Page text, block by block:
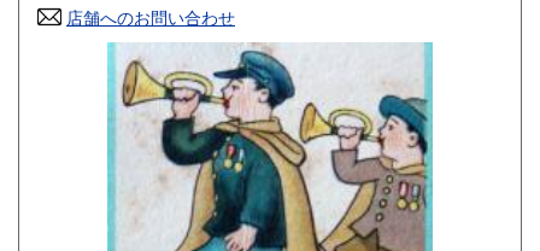
高知県 180円
180円
180円 大分県
180円 鹿児島県
180円
店舗へのお問い合わせ